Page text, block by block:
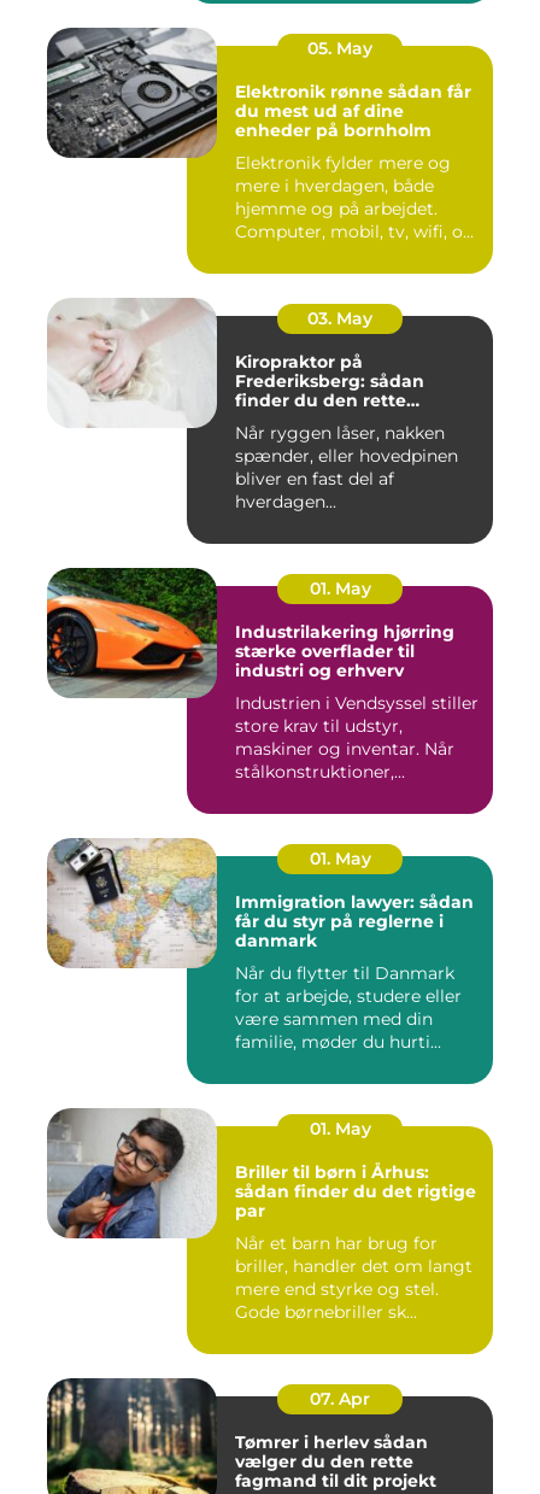
05. May
Elektronik rønne sådan får
du mest ud af dine
enheder på bornholm
Elektronik fylder mere og
mere i hverdagen, både
hjemme og på arbejdet.
Computer, mobil, tv, wifi, o...
03. May
Kiropraktor på
Frederiksberg: sådan
finder du den rette
Når ryggen låser, nakken
spænder, eller hovedpinen
bliver en fast del af
hverdagen...
01. May
Industrilakering hjørring
stærke overflader til
industri og erhverv
Industrien i Vendsyssel stiller
store krav til udstyr,
maskiner og inventar. Når
stålkonstruktioner,...
01. May
Immigration lawyer: sådan
får du styr på reglerne i
danmark
Når du flytter til Danmark
for at arbejde, studere eller
være sammen med din
familie, møder du hurti...
01. May
Briller til børn i Århus:
sådan finder du det rigtige
par
Når et barn har brug for
briller, handler det om langt
mere end styrke og stel.
Gode børnebriller sk...
07. Apr
Tømrer i herlev sådan
vælger du den rette
fagmand til dit projekt